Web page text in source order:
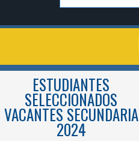
ESTUDIANTES
SELECCIONADOS
VACANTES SECUNDARIA
2024